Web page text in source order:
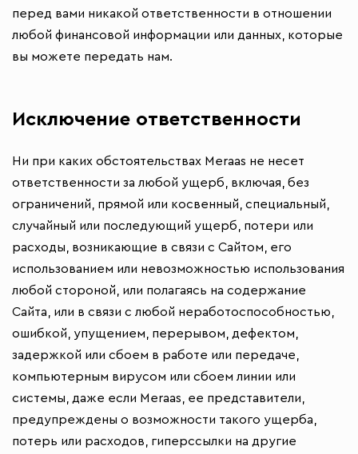
перед вами никакой ответственности в отношении
любой финансовой информации или данных, которые
вы можете передать нам.
Исключение ответственности
Ни при каких обстоятельствах Meraas не несет
ответственности за любой ущерб, включая, без
ограничений, прямой или косвенный, специальный,
случайный или последующий ущерб, потери или
расходы, возникающие в связи с Сайтом, его
использованием или невозможностью использования
любой стороной, или полагаясь на содержание
Сайта, или в связи с любой неработоспособностью,
ошибкой, упущением, перерывом, дефектом,
задержкой или сбоем в работе или передаче,
компьютерным вирусом или сбоем линии или
системы, даже если Meraas, ее представители,
предупреждены о возможности такого ущерба,
потерь или расходов, гиперссылки на другие